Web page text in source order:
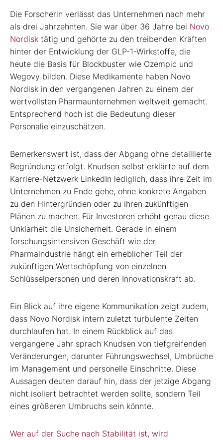
Die Forscherin verlässt das Unternehmen nach mehr
als drei Jahrzehnten. Sie war über 36 Jahre bei Novo
Nordisk tätig und gehörte zu den treibenden Kräften
hinter der Entwicklung der GLP-1-Wirkstoffe, die
heute die Basis für Blockbuster wie Ozempic und
Wegovy bilden. Diese Medikamente haben Novo
Nordisk in den vergangenen Jahren zu einem der
wertvollsten Pharmaunternehmen weltweit gemacht.
Entsprechend hoch ist die Bedeutung dieser
Personalie einzuschätzen.
Bemerkenswert ist, dass der Abgang ohne detaillierte
Begründung erfolgt. Knudsen selbst erklärte auf dem
Karriere-Netzwerk LinkedIn lediglich, dass ihre Zeit im
Unternehmen zu Ende gehe, ohne konkrete Angaben
zu den Hintergründen oder zu ihren zukünftigen
Plänen zu machen. Für Investoren erhöht genau diese
Unklarheit die Unsicherheit. Gerade in einem
forschungsintensiven Geschäft wie der
Pharmaindustrie hängt ein erheblicher Teil der
zukünftigen Wertschöpfung von einzelnen
Schlüsselpersonen und deren Innovationskraft ab.
Ein Blick auf ihre eigene Kommunikation zeigt zudem,
dass Novo Nordisk intern zuletzt turbulente Zeiten
durchlaufen hat. In einem Rückblick auf das
vergangene Jahr sprach Knudsen von tiefgreifenden
Veränderungen, darunter Führungswechsel, Umbrüche
im Management und personelle Einschnitte. Diese
Aussagen deuten darauf hin, dass der jetzige Abgang
nicht isoliert betrachtet werden sollte, sondern Teil
eines größeren Umbruchs sein könnte.
Wer auf der Suche nach Stabilität ist, wird